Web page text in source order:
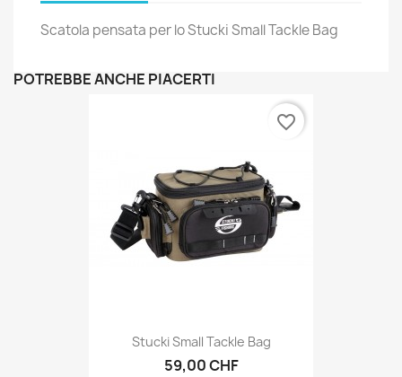
Scatola pensata per lo Stucki Small Tackle Bag
POTREBBE ANCHE PIACERTI
Stucki Small Tackle Bag
59,00 CHF
favorite_border